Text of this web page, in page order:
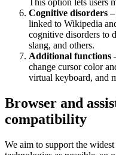
Cognitive disorders –
linked to Wikipedia
cognitive disorders to
slang, and others.
Additional functions
change cursor color
virtual keyboard, and
Browser and
compatibility
We aim to support the